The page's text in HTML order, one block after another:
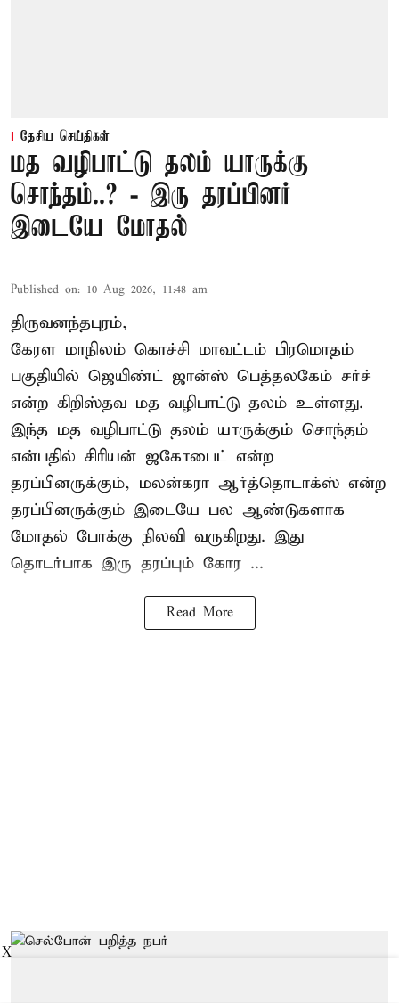
தேசிய செய்திகள்
மத வழிபாட்டு தலம் யாருக்கு
சொந்தம்..? - இரு தரப்பினர்
இடையே மோதல்
Published on: 10 Aug 2026, 11:48 am
திருவனந்தபுரம்,
கேரள மாநிலம் கொச்சி மாவட்டம் பிரமொதம்
பகுதியில் ஜெயிண்ட் ஜான்ஸ் பெத்தலகேம் சர்ச்
என்ற கிறிஸ்தவ மத வழிபாட்டு தலம் உள்ளது.
இந்த மத வழிபாட்டு தலம் யாருக்கும் சொந்தம்
என்பதில் சிரியன் ஜகோபைட் என்ற
தரப்பினருக்கும், மலன்கரா ஆர்த்தொடாக்ஸ் என்ற
தரப்பினருக்கும் இடையே பல ஆண்டுகளாக
மோதல் போக்கு நிலவி வருகிறது. இது
தொடர்பாக இரு தரப்பும் கோர ...
Read More
X